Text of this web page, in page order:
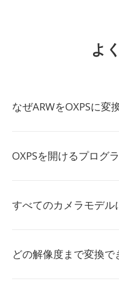
よ
なぜARWをOXPSに変
OXPSを開けるプログ
すべてのカメラモデル
どの解像度まで変換で